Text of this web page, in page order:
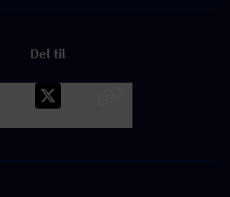
Del til